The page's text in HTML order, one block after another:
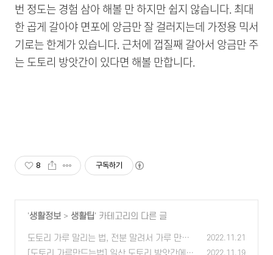
번 정도는 경험 삼아 해볼 만 하지만 쉽지 않습니다. 최대
한 곱게 갈아야 면포에 앙금만 잘 걸러지는데 가정용 믹서
기로는 한계가 있습니다. 근처에 껍질째 갈아서 앙금만 주
는 도토리 방앗간이 있다면 해볼 만합니다.
8 구독하기
'생활정보 > 생활팁' 카테고리의 다른 글
도토리 가루 말리는 법, 전분 말려서 가루 만들
기
(0)
2022.11.21
2022.11.19